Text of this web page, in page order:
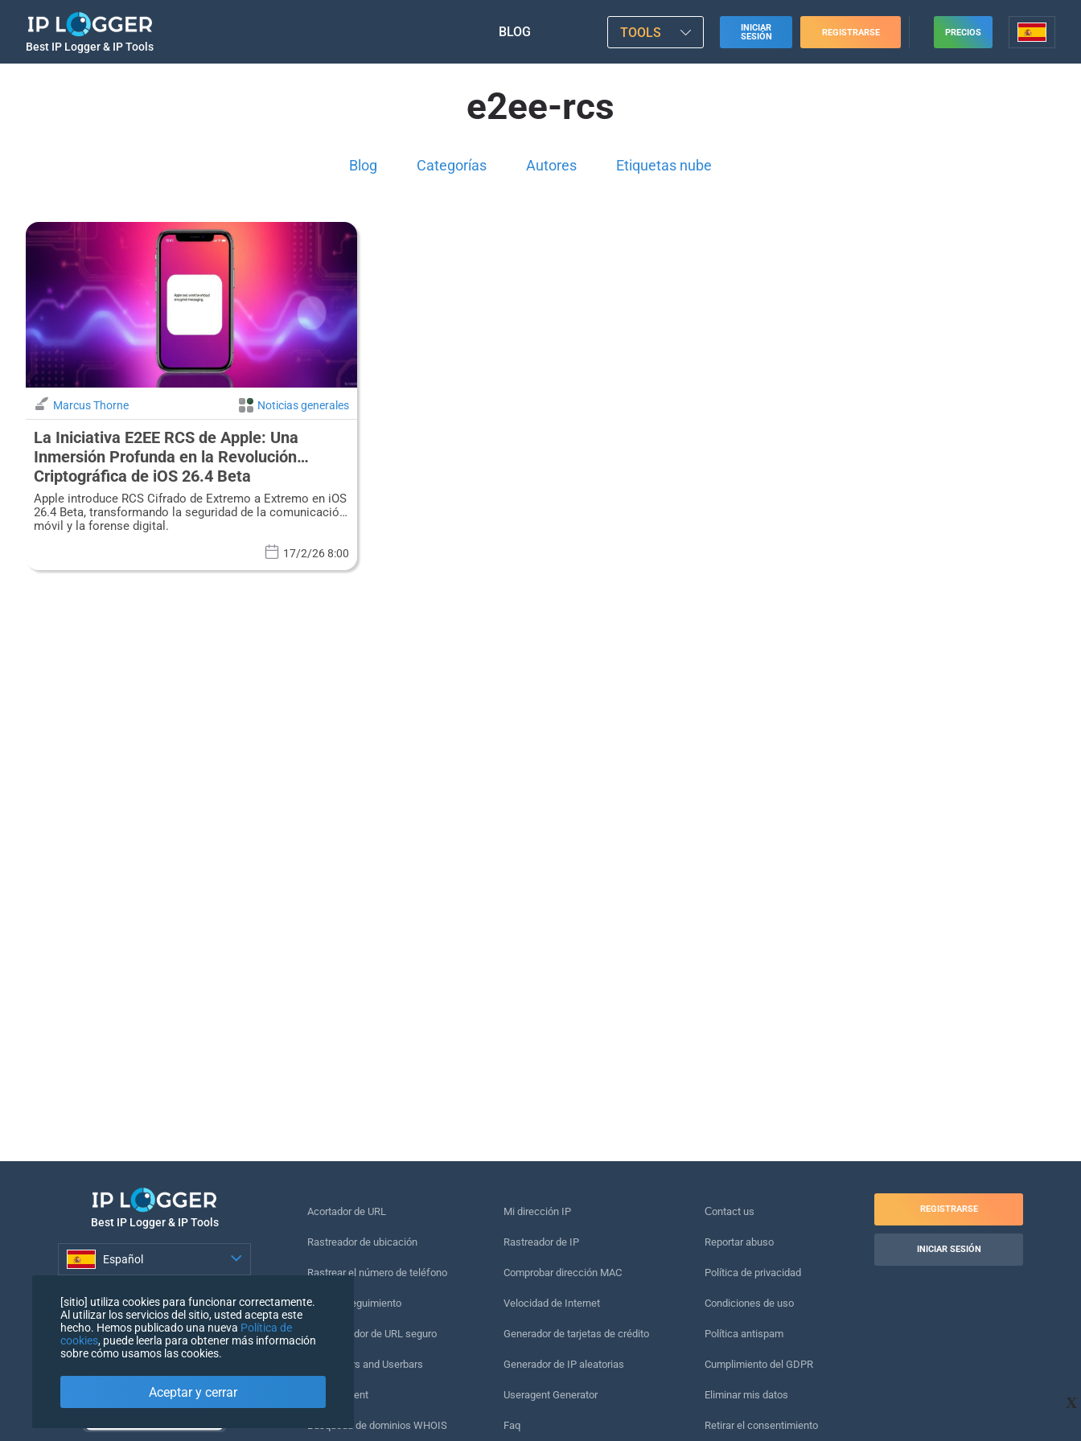
Best IP Logger & IP Tools
BLOG TOOLS
INICIAR
SESIÓN
REGISTRARSE PRECIOS
e2ee-rcs
Blog Categorías Autores Etiquetas nube
Marcus Thorne Noticias generales
La Iniciativa E2EE RCS de Apple: Una
Inmersión Profunda en la Revolución
Criptográfica de iOS 26.4 Beta
Apple introduce RCS Cifrado de Extremo a Extremo en iOS
26.4 Beta, transformando la seguridad de la comunicación
móvil y la forense digital.
17/2/26 8:00
X
Best IP Logger & IP Tools
Español
Acortador de URL
Rastreador de ubicación
Rastrear el número de teléfono
Píxel de seguimiento
Comprobador de URL seguro
IP Counters and Userbars
Mi UserAgent
Búsqueda de dominios WHOIS
Mi dirección IP
Rastreador de IP
Comprobar dirección MAC
Velocidad de Internet
Generador de tarjetas de crédito
Generador de IP aleatorias
Useragent Generator
Faq
Сontact us
Reportar abuso
Política de privacidad
Condiciones de uso
Política antispam
Cumplimiento del GDPR
Eliminar mis datos
Retirar el consentimiento
REGISTRARSE
INICIAR SESIÓN
[sitio] utiliza cookies para funcionar correctamente.
Al utilizar los servicios del sitio, usted acepta este
hecho. Hemos publicado una nueva Política de
cookies, puede leerla para obtener más información
sobre cómo usamos las cookies.
Aceptar y cerrar